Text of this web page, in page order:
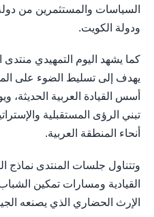
السياسات والمستثمرين من دولة
ودولة الكويت.
كما يشهد اليوم التمهيدي منتدى
يهدف إلى تسليط الضوء على
أسس القيادة العربية
تبني الرؤى المستقبلية
أنحاء المنطقة العربية.
وتتناول جلسات المنتدى نماذج
القيادية ومسارات تمكين
الإرث الحضاري الذي يصنعه